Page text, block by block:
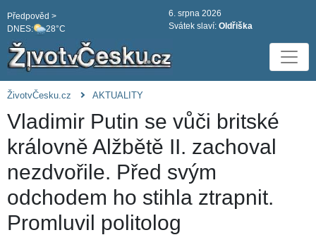
DNES: 28°C
Předpověd >
6. srpna 2026
Svátek slaví: Oldřiška
ŽivotvČesku.cz AKTUALITY
Vladimir Putin se vůči britské
královně Alžbětě II. zachoval
nezdvořile. Před svým
odchodem ho stihla ztrapnit.
Promluvil politolog